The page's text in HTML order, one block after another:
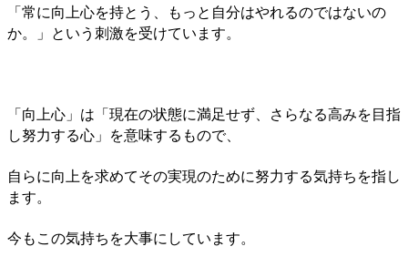
「常に向上心を持とう、もっと自分はやれるのではないの
か。」という刺激を受けています。
「向上心」は「現在の状態に満足せず、さらなる高みを目指
し努力する心」を意味するもので、
自らに向上を求めてその実現のために努力する気持ちを指し
ます。
今もこの気持ちを大事にしています。